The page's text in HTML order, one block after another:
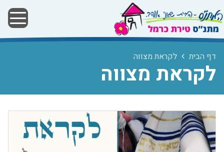
דף הבית לקראת מצווה
לקראת מצווה